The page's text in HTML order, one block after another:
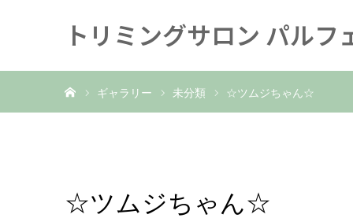
トリミングサロン パルフ
ギャラリー 未分類 ☆ツムジちゃん☆
☆ツムジちゃん☆